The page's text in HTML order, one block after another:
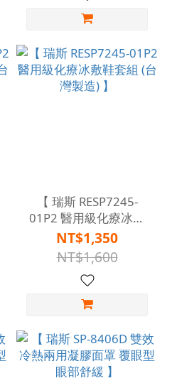
【 瑞斯 RESP7245-
01P2 醫用級化療冰敷
NT$1,350
NT$1,600